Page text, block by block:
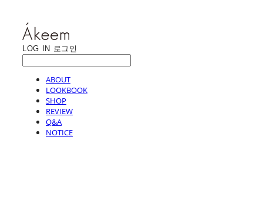
LOG IN 로그인
ABOUT
LOOKBOOK
SHOP
REVIEW
Q&A
NOTICE